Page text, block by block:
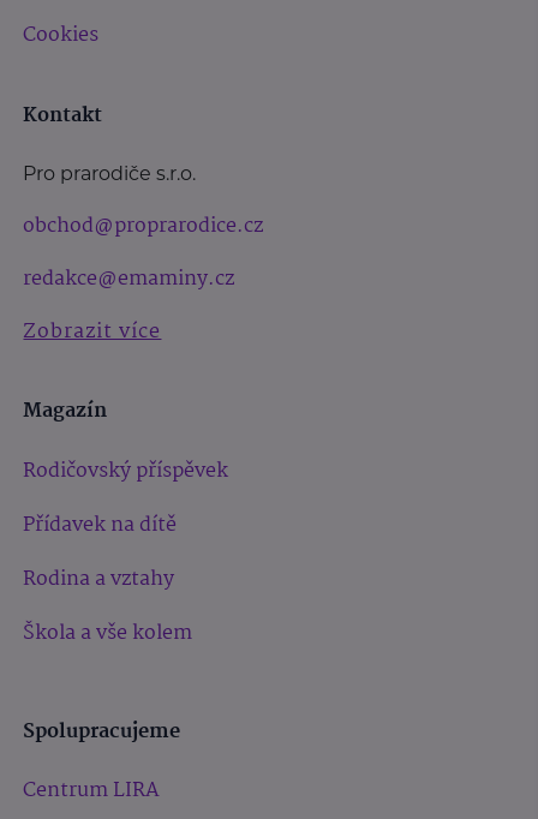
Cookies
Kontakt
Pro prarodiče s.r.o.
obchod@proprarodice.cz
redakce@emaminy.cz
Zobrazit více
Magazín
Rodičovský příspěvek
Přídavek na dítě
Rodina a vztahy
Škola a vše kolem
Spolupracujeme
Centrum LIRA